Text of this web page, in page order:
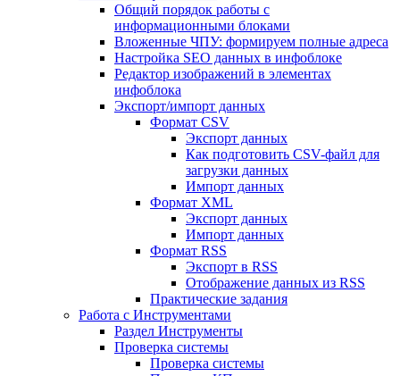
Общий порядок работы с
информационными блоками
Вложенные ЧПУ: формируем полные адреса
Настройка SEO данных в инфоблоке
Редактор изображений в элементах
инфоблока
Экспорт/импорт данных
Формат CSV
Экспорт данных
Как подготовить CSV-файл для
загрузки данных
Импорт данных
Формат XML
Экспорт данных
Импорт данных
Формат RSS
Экспорт в RSS
Отображение данных из RSS
Практические задания
Работа с Инструментами
Раздел Инструменты
Проверка системы
Проверка системы